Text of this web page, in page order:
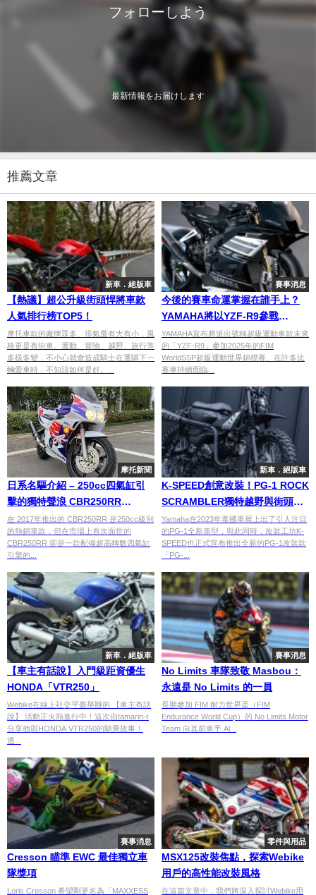
フォローしよう
最新情報をお届けします
推薦文章
新車．絕版車
【熱議】超公升級街頭悍將車款
人氣排行榜TOP5！
摩托車款的廠牌眾多、排氣量有大有小，風
格更是有街車、運動、冒險、越野、旅行等
多樣多變，不小心就會造成騎士在選購下一
輛愛車時，不知該如何是好。...
賽事消息
今後的賽車命運掌握在誰手上？
YAMAHA將以YZF-R9參戰
WorldSSP
YAMAHA宣布將派出號稱超級運動車款未來
的「YZF-R9」參加2025年的FIM
WorldSSP超級運動世界錦標賽。在許多比
賽車持續面臨...
摩托新聞
日系名驅介紹 – 250cc四氣缸引
擊的獨特聲浪 CBR250RR
(MC22）
在 2017年推出的 CBR250RR 是250cc級別
的熱銷車款，但在市場上首次面世的
CBR250RR 卻是一款配備超高轉數四氣缸
引擎的...
新車．絕版車
K-SPEED創意改裝！PG-1 ROCK
SCRAMBLER獨特越野與街頭風
格的融合
Yamaha在2023年泰國車展上出了引人注目
的PG-1全新車型，與此同時，改裝工坊K-
SPEED也正式宣布推出全新的PG-1改裝款
「PG-...
新車．絕版車
【車主有話說】入門級距資優生
HONDA「VTR250」
Webike在線上社交平臺舉辦的 【車主有話
說】 活動正火熱進行中！這次由tamarin-r
分享他與HONDA VTR250的騎乘故事！
透...
賽事消息
No Limits 車隊致敬 Masbou：
永遠是 No Limits 的一員
長期參加 FIM 耐力世界盃（FIM
Endurance World Cup）的 No Limits Motor
Team 向其前車手 Al...
賽事消息
Cresson 瞄準 EWC 最佳獨立車
隊獎項
Loris Cresson 希望剛更名為「MAXXESS
零件與用品
MSX125改裝焦點，探索Webike
用戶的高性能改裝風格
在這篇文章中，我們將深入探討Webike用